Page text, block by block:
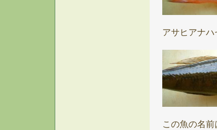
アサヒアナ
この魚の名前